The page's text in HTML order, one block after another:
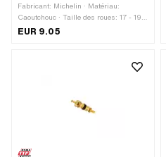
Fabricant: Michelin · Matériau:
Caoutchouc · Taille des roues: 17 - 19 "
· Largeur: 33 mm · Couleur: noir
EUR 9.05